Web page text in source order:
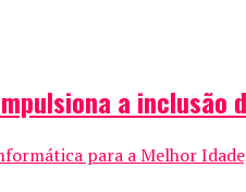
a
para a Melhor